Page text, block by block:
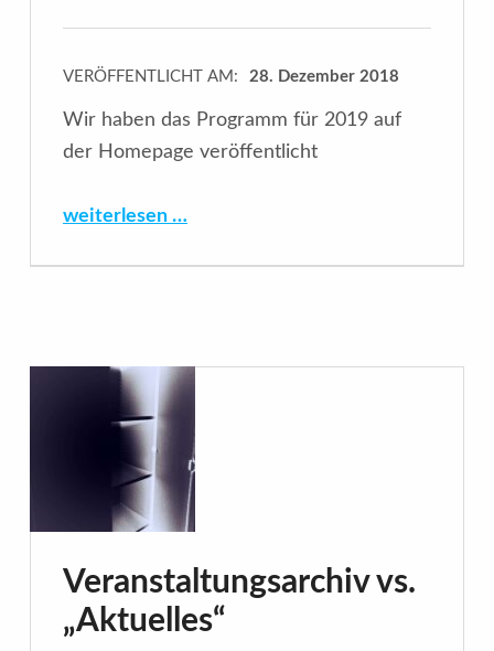
VERÖFFENTLICHT AM: 28. Dezember 2018
Wir haben das Programm für 2019 auf
der Homepage veröffentlicht
weiterlesen …
Veranstaltungsarchiv vs.
„Aktuelles“